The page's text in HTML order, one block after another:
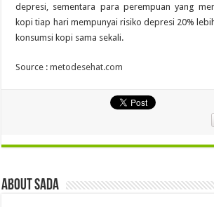
depresi, sementara para perempuanyang
kopi tiap hari mempunyai risiko depresi 20%
konsumsi kopi sama sekali.
Source :metodesehat.com
About Sada